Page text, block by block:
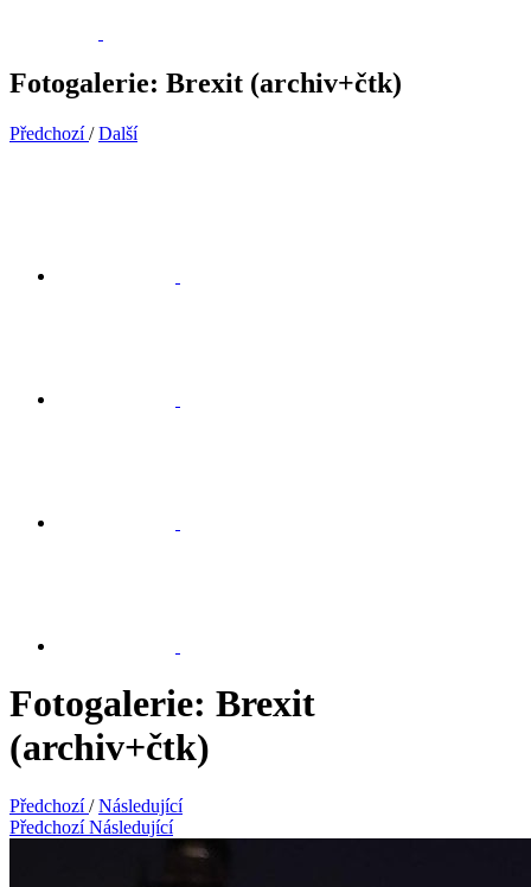
Fotogalerie: Brexit (archiv+čtk)
Předchozí / Další
Fotogalerie: Brexit
(archiv+čtk)
Předchozí / Následující
Předchozí Následující